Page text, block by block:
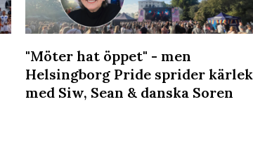
"Möter hat öppet" - men
Helsingborg Pride sprider kärlek
med Siw, Sean & danska Soren